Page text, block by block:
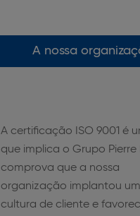
A nossa
A certificação ISO 9001 é
que implica o Grupo Pierre
comprova que a nossa
organização implantou
cultura de cliente e